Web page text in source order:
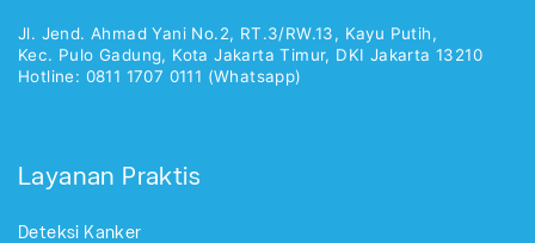
Jl. Jend. Ahmad Yani No.2, RT.3/RW.13, Kayu Putih,
Kec. Pulo Gadung, Kota Jakarta Timur, DKI Jakarta 13210
Hotline: 0811 1707 0111 (Whatsapp)
Layanan Praktis
Deteksi Kanker